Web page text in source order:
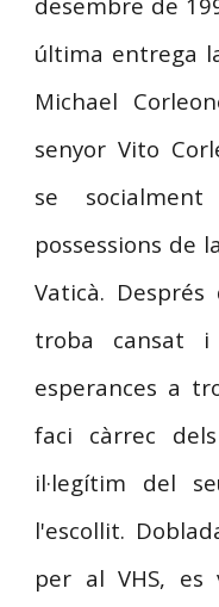
última entrega
Michael
senyor Vito
se
possessions de
Vaticà.
troba cansat i
esperances a
faci càrrec
il·legítim del
l'escollit.
per al VHS,